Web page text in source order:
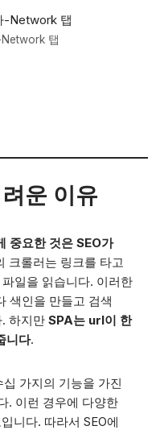
탭
운 이유
중요한 것은 SEO가
크롤러는 링크를 타고
일을 읽습니다. 이러한
색인을 만들고 검색
하지만 SPA는 url이 한
니다.
가지의 기능을 가진
. 이런 경우에 다양한
니다. 따라서 SEO에